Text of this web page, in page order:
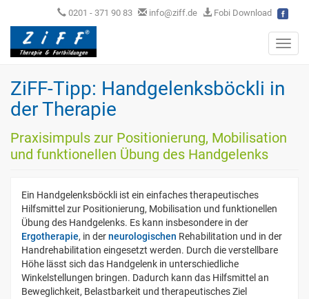
0201 - 371 90 83 info@ziff.de Fobi Download
ZiFF-Tipp: Handgelenksböckli in
der Therapie
Praxisimpuls zur Positionierung, Mobilisation
und funktionellen Übung des Handgelenks
Ein Handgelenksböckli ist ein einfaches therapeutisches
Hilfsmittel zur Positionierung, Mobilisation und funktionellen
Übung des Handgelenks. Es kann insbesondere in der
Ergotherapie, in derneurologischen Rehabilitation und in der
Handrehabilitation eingesetzt werden. Durch die verstellbare
Höhe lässt sich das Handgelenk in unterschiedliche
Winkelstellungen bringen. Dadurch kann das Hilfsmittel an
Beweglichkeit, Belastbarkeit und therapeutisches Ziel